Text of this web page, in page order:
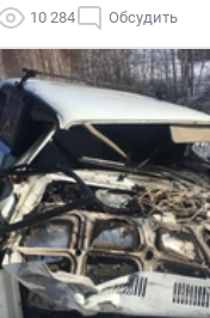
10 284 Обсудить